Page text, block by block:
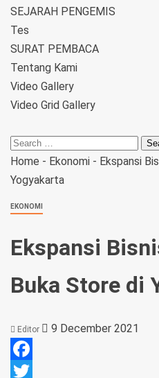
SEJARAH PENGEMIS
Tes
SURAT PEMBACA
Tentang Kami
Video Gallery
Video Grid Gallery
Home - Ekonomi - Ekspansi
Yogyakarta
EKONOMI
Ekspansi
Buka Store di
Editor 9 December 2021
Facebook